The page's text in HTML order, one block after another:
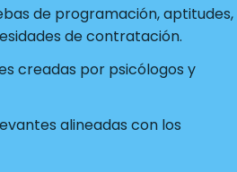
de programación, aptitudes,
de contratación.
creadas por psicólogos y
alineadas con los